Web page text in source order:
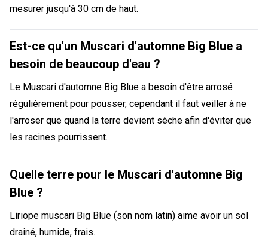
mesurer jusqu'à 30 cm de haut.
Est-ce qu'un Muscari d'automne Big Blue a
besoin de beaucoup d'eau ?
Le Muscari d'automne Big Blue a besoin d'être arrosé
régulièrement pour pousser, cependant il faut veiller à ne
l'arroser que quand la terre devient sèche afin d'éviter que
les racines pourrissent.
Quelle terre pour le Muscari d'automne Big
Blue ?
Liriope muscari Big Blue (son nom latin) aime avoir un sol
drainé, humide, frais.